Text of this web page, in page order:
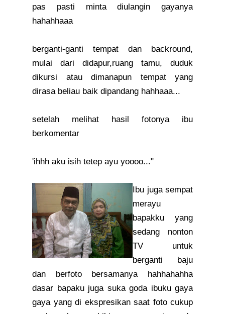
pas pasti minta diulangin gayanya
hahahhaaa
berganti-ganti tempat dan backround,
mulai dari didapur,ruang tamu, duduk
dikursi atau dimanapun tempat yang
dirasa beliau baik dipandang hahhaaa...
setelah melihat hasil fotonya ibu
berkomentar
'ihhh aku isih tetep ayu yoooo..."
Ibu juga sempat
merayu
bapakku yang
sedang nonton
TV untuk
berganti baju
dan berfoto bersamanya hahhahahha
dasar bapaku juga suka goda ibuku gaya
gaya yang di ekspresikan saat foto cukup